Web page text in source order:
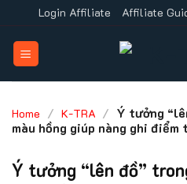
to
content
Login Affiliate Affiliate
Home / K-TRA / Ý tưởng
màu hồng giúp nàng ghi điểm
Ý tưởng “lên đồ”